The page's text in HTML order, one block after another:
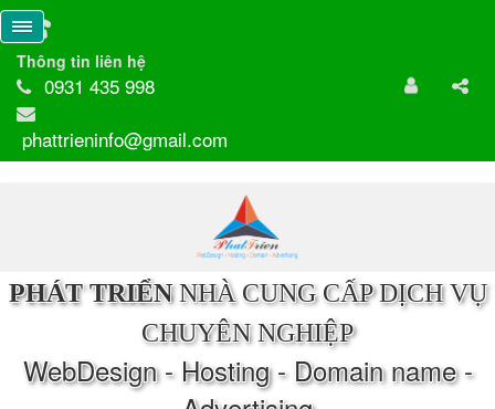
Thông tin liên hệ
0931 435 998
phattrieninfo@gmail.com
PHÁT TRIỂNNHÀ CUNG CẤP DỊCH VỤ
CHUYÊN NGHIỆP
WebDesign - Hosting - Domain name -